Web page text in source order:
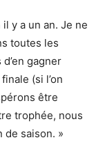
y a un an. Je ne
toutes les
gagner
(si l’on
être
trophée, nous
de saison. »